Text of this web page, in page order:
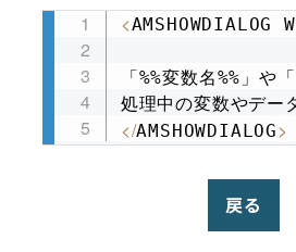
<AMSHOWDIALOG
「%%変数名%%」や
</AMSHOWDIALOG>
戻る